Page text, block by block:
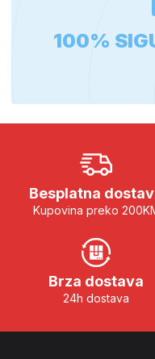
100%
Besplatna
Kupovina preko
Brza dostava
24h dostava